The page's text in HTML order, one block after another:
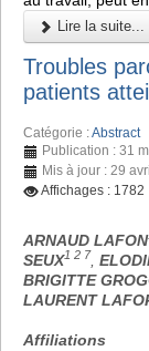
Lire la suite...
Troubles
patients
Catégorie :Abstract
Publication : 31
Mis à jour : 29
Affichages : 1782
ARNAUD LAFON
SEUX1 2 7
BRIGITTE
LAURENT
Affiliations